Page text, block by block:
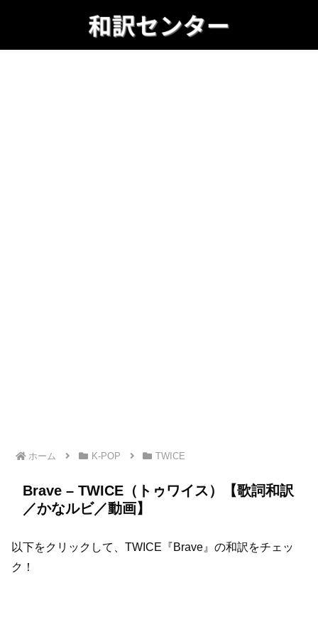
ホーム K-POP TWICE
Brave – TWICE（トゥワイス）【歌詞和訳
／かなルビ／動画】
以下をクリックして、TWICE『Brave』の和訳をチェッ
ク！